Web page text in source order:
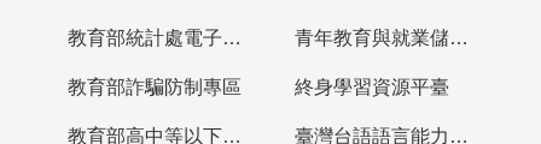
教育部統計處電子書櫃 青年教育與就業儲蓄帳戶
教育部詐騙防制專區 終身學習資源平臺
教育部高中等以下學校及幼兒園教師資格檢定考試 臺灣台語語言能力認證網站